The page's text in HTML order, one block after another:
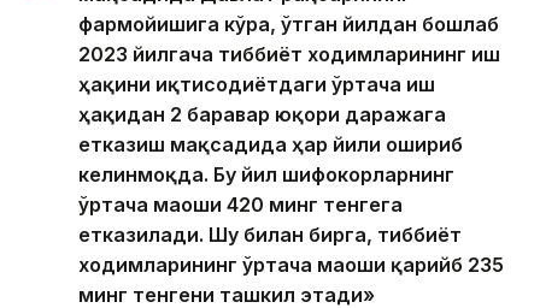
фармойишига кўра, ўтган йилдан бошлаб
2023 йилгача тиббиёт ходимларининг иш
ҳақини иқтисодиётдаги ўртача иш
ҳақидан 2 баравар юқори даражага
етказиш мақсадида ҳар йили ошириб
келинмоқда. Бу йил шифокорларнинг
ўртача маоши 420 минг тенгега
етказилади. Шу билан бирга, тиббиёт
ходимларининг ўртача маоши қарийб 235
минг тенгени ташкил этади»